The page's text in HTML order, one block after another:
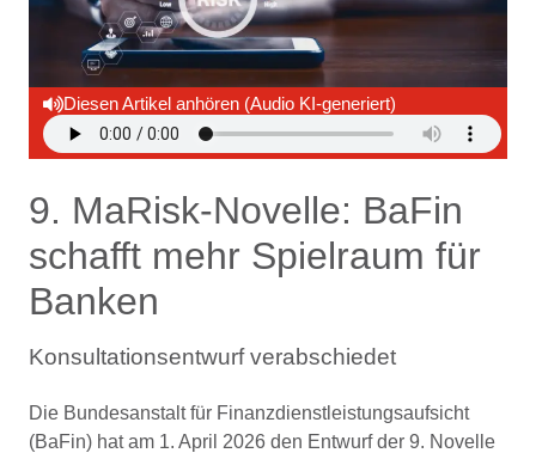
Diesen Artikel anhören (Audio KI-generiert)
9. MaRisk-Novelle: BaFin
schafft mehr Spielraum für
Banken
Konsultationsentwurf verabschiedet
Die Bundesanstalt für Finanzdienstleistungsaufsicht
(BaFin) hat am 1. April 2026 den Entwurf der 9. Novelle